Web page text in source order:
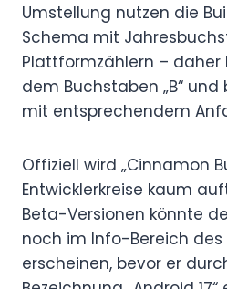
Umstellung nutzen die
Schema mit
Plattformzählern – daher
dem Buchstaben „B“
mit entsprechendem
Offiziell wird „Cinnamon
Entwicklerkreise kaum
Beta-Versionen könnte
noch im Info-Bereich des
erscheinen, bevor er